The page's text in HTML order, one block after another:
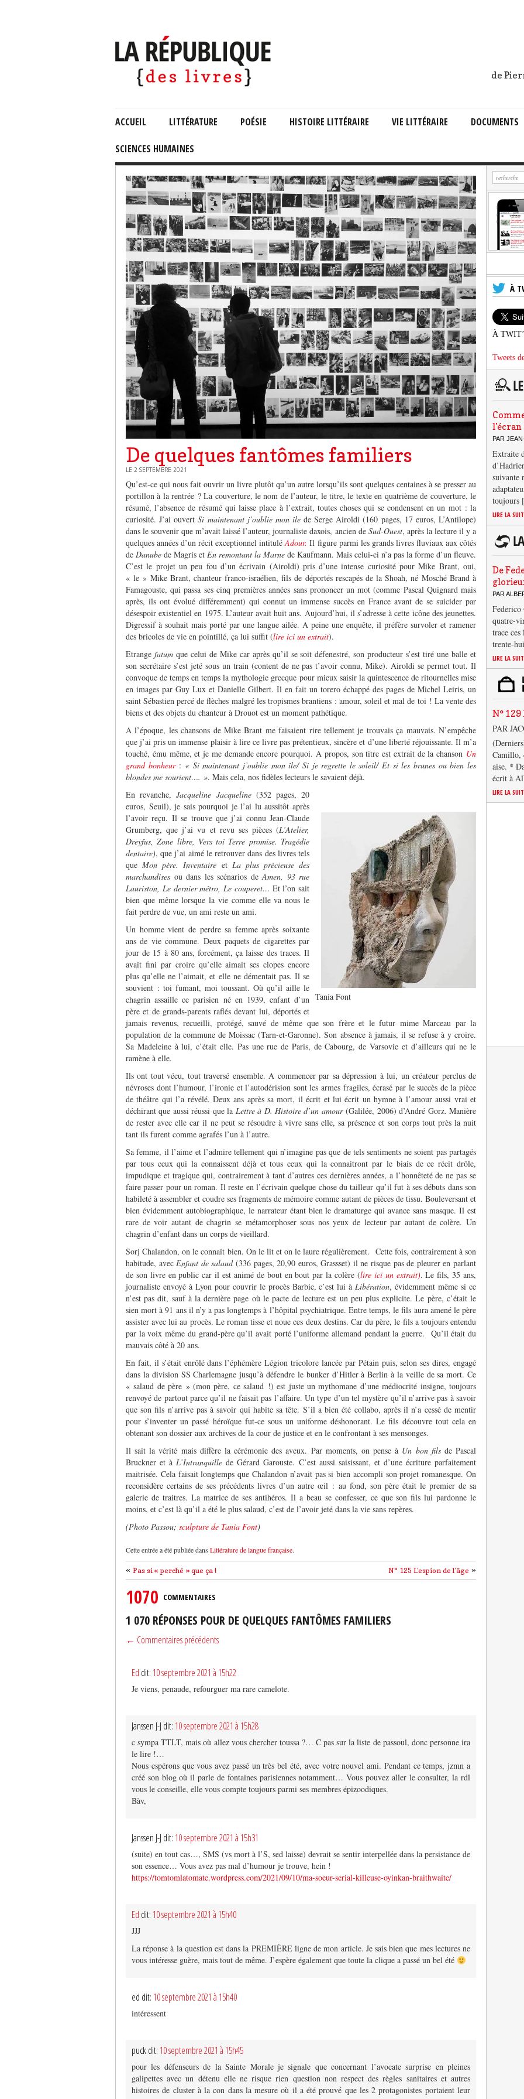
de
ACCUEIL LITTÉRATURE POÉSIE HISTOIRE LITTÉRAIRE VIE LITTÉRAIRE DOCUMENTS
SCIENCES HUMAINES
De quelques fantômes familiers
LE 2 SEPTEMBRE 2021
Qu’est-ce qui nous fait ouvrir un livre plutôt qu’un autre lorsqu’ils sont quelques centaines à se presser au
portillon à la rentrée ? La couverture, le nom de l’auteur, le titre, le texte en quatrième de couverture, le
résumé, l’absence de résumé qui laisse place à l’extrait, toutes choses qui se condensent en un mot : la
curiosité. J’ai ouvertSi maintenant j’oublie mon îlede Serge Airoldi (160 pages, 17 euros, L’Antilope)
dans le souvenir que m’avait laissé l’auteur, journaliste daxois, ancien de Sud-Ouest, après la lecture il y a
quelques années d’un récit exceptionnel intituléAdour. Il figure parmi les grands livres fluviaux aux côtés
de Danube de Magris et En remontant la Marne de Kaufmann. Mais celui-ci n’a pas la forme d’un fleuve.
C’est le projet un peu fou d’un écrivain (Airoldi) pris d’une intense curiosité pour Mike Brant, oui,
« le » Mike Brant, chanteur franco-israélien, fils de déportés rescapés de la Shoah, né Mosché Brand à
Famagouste, qui passa ses cinq premières années sans prononcer un mot (comme Pascal Quignard mais
après, ils ont évolué différemment) qui connut un immense succès en France avant de se suicider par
désespoir existentiel en 1975. L’auteur avait huit ans. Aujourd’hui, il s’adresse à cette icône des jeunettes.
Digressif à souhait mais porté par une langue ailée. A peine une enquête, il préfère survoler et ramener
des bricoles de vie en pointillé, ça lui suffit (lire ici un extrait).
Etrange fatum que celui de Mike car après qu’il se soit défenestré, son producteur s’est tiré une balle et
son secrétaire s’est jeté sous un train (content de ne pas t’avoir connu, Mike). Airoldi se permet tout. Il
convoque de temps en temps la mythologie grecque pour mieux saisir la quintescence de ritournelles mise
en images par Guy Lux et Danielle Gilbert. Il en fait un torero échappé des pages de Michel Leiris, un
saint Sébastien percé de flèches malgré les tropismes brantiens : amour, soleil et mal de toi ! La vente des
biens et des objets du chanteur à Drouot est un moment pathétique.
A l’époque, les chansons de Mike Brant me faisaient rire tellement je trouvais ça mauvais. N’empêche
que j’ai pris un immense plaisir à lire ce livre pas prétentieux, sincère et d’une liberté réjouissante. Il m’a
touché, ému même, et je me demande encore pourquoi. A propos, son titre est extrait de la chanson Un
grand bonheur : « Si maintenant j’oublie mon île/ Si je regrette le soleil/ Et si les brunes ou bien les
blondes me sourient…. ». Mais cela, nos fidèles lecteurs le savaient déjà.
Tania Font
En revanche, Jacqueline Jacqueline(352 pages, 20
euros, Seuil), je sais pourquoi je l’ai lu aussitôt après
l’avoir reçu. Il se trouve que j’ai connu Jean-Claude
Grumberg, que j’ai vu et revu ses pièces (L’Atelier,
Dreyfus, Zone libre, Vers toi Terre promise. Tragédie
dentaire), que j’ai aimé le retrouver dans des livres tels
queMon père. Inventaire etLa plus précieuse des
marchandises ou dans les scénarios deAmen, 93 rue
Lauriston, Le dernier métro, Le couperet… Et l’on sait
bien que même lorsque la vie comme elle va nous le
fait perdre de vue, un ami reste un ami.
Un homme vient de perdre sa femme après soixante
ans de vie commune. Deux paquets de cigarettes par
jour de 15 à 80 ans, forcément, ça laisse des traces. Il
avait fini par croire qu’elle aimait ses clopes encore
plus qu’elle ne l’aimait, et elle ne démentait pas. Il se
souvient : toi fumant, moi toussant. Où qu’il aille le
chagrin assaille ce parisien né en 1939, enfant d’un
père et de grands-parents raflés devant lui, déportés et
jamais revenus, recueilli, protégé, sauvé de même que son frère et le futur mime Marceau par la
population de la commune de Moissac (Tarn-et-Garonne). Son absence à jamais, il se refuse à y croire.
Sa Madeleine à lui, c’était elle. Pas une rue de Paris, de Cabourg, de Varsovie et d’ailleurs qui ne le
ramène à elle.
Ils ont tout vécu, tout traversé ensemble. A commencer par sa dépression à lui, un créateur perclus de
névroses dont l’humour, l’ironie et l’autodérision sont les armes fragiles, écrasé par le succès de la pièce
de théâtre qui l’a révélé. Deux ans après sa mort, il écrit et lui écrit un hymne à l’amour aussi vrai et
déchirant que aussi réussi que la Lettre à D. Histoire d’un amour(Galilée, 2006) d’André Gorz. Manière
de rester avec elle car il ne peut se résoudre à vivre sans elle, sa présence et son corps tout près la nuit
tant ils furent comme agrafés l’un à l’autre.
Sa femme, il l’aime et l’admire tellement qui n’imagine pas que de tels sentiments ne soient pas partagés
par tous ceux qui la connaissent déjà et tous ceux qui la connaitront par le biais de ce récit drôle,
impudique et tragique qui, contrairement à tant d’autres ces dernières années, a l’honnêteté de ne pas se
faire passer pour un roman. Il reste en l’écrivain quelque chose du tailleur qu’il fut à ses débuts dans son
habileté à assembler et coudre ses fragments de mémoire comme autant de pièces de tissu. Bouleversant et
bien évidemment autobiographique, le narrateur étant bien le dramaturge qui avance sans masque. Il est
rare de voir autant de chagrin se métamorphoser sous nos yeux de lecteur par autant de colère. Un
chagrin d’enfant dans un corps de vieillard.
Sorj Chalandon, on le connait bien. On le lit et on le laure régulièrement. Cette fois, contrairement à son
habitude, avecEnfant de salaud(336 pages, 20,90 euros, Grassset) il ne risque pas de pleurer en parlant
de son livre en public car il est animé de bout en bout par la colère (lire ici un extrait). Le fils, 35 ans,
journaliste envoyé à Lyon pour couvrir le procès Barbie, c’est lui àLibération, évidemment même si ce
n’est pas dit, sauf à la dernière page où le pacte de lecture est un peu plus explicite. Le père, c’était le
sien mort à 91 ans il n’y a pas longtemps à l’hôpital psychiatrique. Entre temps, le fils aura amené le père
assister avec lui au procès. Le roman tisse et noue ces deux destins. Car du père, le fils a toujours entendu
par la voix même du grand-père qu’il avait porté l’uniforme allemand pendant la guerre. Qu’il était du
mauvais côté à 20 ans.
En fait, il s’était enrôlé dans l’éphémère Légion tricolore lancée par Pétain puis, selon ses dires, engagé
dans la division SS Charlemagne jusqu’à défendre le bunker d’Hitler à Berlin à la veille de sa mort. Ce
« salaud de père » (mon père, ce salaud !) est juste un mythomane d’une médiocrité insigne, toujours
renvoyé de partout parce qu’il ne faisait pas l’affaire. Un type d’un tel mystère qu’il n’arrive pas à savoir
que son fils n’arrive pas à savoir qui habite sa tête. S’il a bien été collabo, après il n’a cessé de mentir
pour s’inventer un passé héroïque fut-ce sous un uniforme déshonorant. Le fils découvre tout cela en
obtenant son dossier aux archives de la cour de justice et en le confrontant à ses mensonges.
Il sait la vérité mais diffère la cérémonie des aveux. Par moments, on pense à Un bon filsde Pascal
Bruckner et àL’Intranquillede Gérard Garouste. C’est aussi saisissant, et d’une écriture parfaitement
maitrisée. Cela faisait longtemps que Chalandon n’avait pas si bien accompli son projet romanesque. On
reconsidère certains de ses précédents livres d’un autre œil : au fond, son père était le premier de sa
galerie de traitres. La matrice de ses antihéros. Il a beau se confesser, ce que son fils lui pardonne le
moins, et c’est là qu’il a été le plus salaud, c’est de l’avoir jeté dans la vie sans repères.
(Photo Passou; sculpture de Tania Font)
Cette entrée a été publiée dans Littérature de langue française.
N° 125 L’espion de l’âge »
« Pas si « perché » que ça !
1070 COMMENTAIRES
1 070 RÉPONSES POUR DE QUELQUES FANTÔMES FAMILIERS
← Commentaires précédents
Ed dit: 10 septembre 2021 à 15h22
Je viens, penaude, refourguer ma rare camelote.
Janssen J-J dit: 10 septembre 2021 à 15h28
c sympa TTLT, mais où allez vous chercher toussa ?… C pas sur la liste de passoul, donc personne ira
le lire !…
Nous espérons que vous avez passé un très bel été, avec votre nouvel ami. Pendant ce temps, jzmn a
créé son blog où il parle de fontaines parisiennes notamment… Vous pouvez aller le consulter, la rdl
vous le conseille, elle vous compte toujours parmi ses membres épizoodiques.
Bàv,
Janssen J-J dit: 10 septembre 2021 à 15h31
(suite) en tout cas…, SMS (vs mort à l’S, sed laisse) devrait se sentir interpellée dans la persistance de
son essence… Vous avez pas mal d’humour je trouve, hein !
https://tomtomlatomate.wordpress.com/2021/09/10/ma-soeur-serial-killeuse-oyinkan-braithwaite/
Ed dit: 10 septembre 2021 à 15h40
JJJ
La réponse à la question est dans la PREMIÈRE ligne de mon article. Je sais bien que mes lectures ne
vous intéresse guère, mais tout de même. J’espère également que toute la clique a passé un bel été
ed dit: 10 septembre 2021 à 15h40
intéressent
puck dit: 10 septembre 2021 à 15h45
pour les défenseurs de la Sainte Morale je signale que concernant l’avocate surprise en pleines
galipettes avec un détenu elle ne risque rien question non respect des règles sanitaires et autres
histoires de cluster à la con dans la mesure où il a été prouvé que les 2 protagonistes portaient leur
À
À
Tweets
l’écran
PAR
Extraite
suivante
LIRE LA
De
PAR
quatre-
trace
trente-
LIRE LA
N°
PAR
Camillo,
aise. *
écrit à
LIRE LA